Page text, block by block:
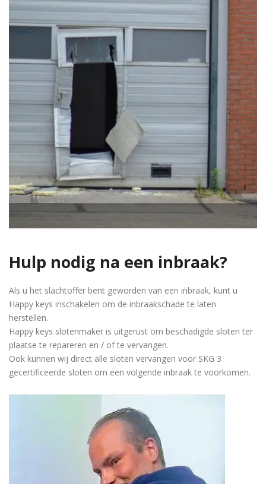
Hulp nodig na een inbraak?
Als u het slachtoffer bent geworden van een inbraak, kunt u
Happy keys inschakelen om de inbraakschade te laten
herstellen.
Happy keys slotenmaker is uitgerust om beschadigde sloten ter
plaatse te repareren en / of te vervangen.
Ook kunnen wij direct alle sloten vervangen voor SKG 3
gecertificeerde sloten om een volgende inbraak te voorkomen.